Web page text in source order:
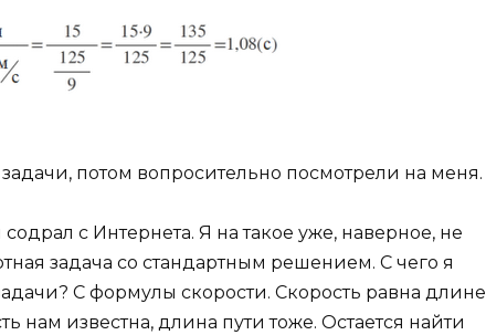
потом вопросительно посмотрели на меня.
с Интернета. Я на такое уже, наверное, не
задача со стандартным решением. С чего я
С формулы скорости. Скорость равна длине
нам известна, длина пути тоже. Остается найти